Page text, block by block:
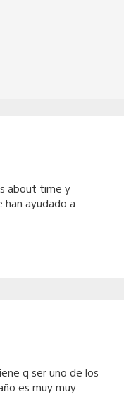
about time y
han ayudado a
q ser uno de los
es muy muy